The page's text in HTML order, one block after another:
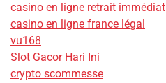
casino en ligne retrait immédiat
casino en ligne france légal
vu168
Slot Gacor Hari Ini
crypto scommesse